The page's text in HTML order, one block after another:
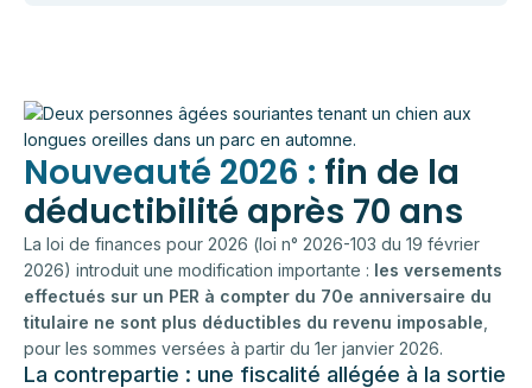
Nouveauté 2026 : fin de la
déductibilité après 70 ans
La loi de finances pour 2026 (loi n° 2026-103 du 19 février
2026) introduit une modification importante : les versements
effectués sur un PER à compter du 70e anniversaire du
titulaire ne sont plus déductibles du revenu imposable
pour les sommes versées à partir du 1er janvier 2026.
La contrepartie : une fiscalité allégée à la sortie